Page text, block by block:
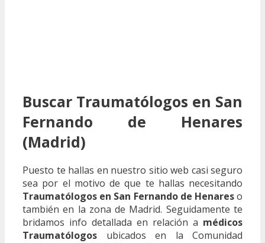
Buscar Traumatólogos en San
Fernando de Henares
(Madrid)
Puesto te hallas en nuestro sitio web casi seguro
sea por el motivo de que te hallas necesitando
Traumatólogos en San Fernando de Henareso
también en la zona de Madrid. Seguidamente te
bridamos info detallada en relación a médicos
Traumatólogos ubicados en la Comunidad